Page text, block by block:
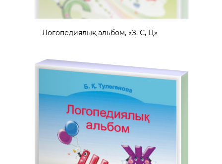
Логопедиялық альбом, «З, С, Ц»